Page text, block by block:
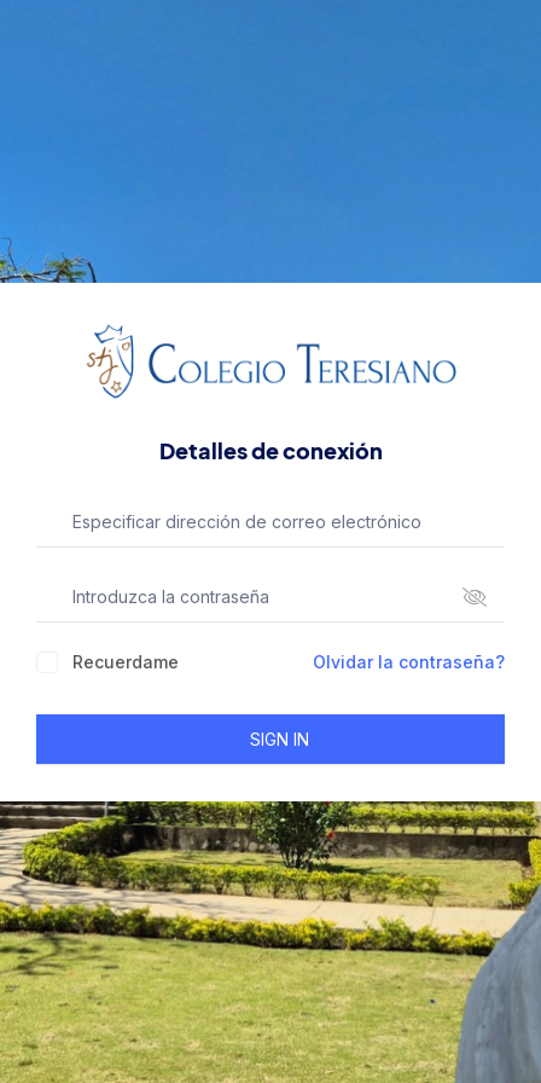
Detalles de conexión
Recuerdame Olvidar la contraseña?